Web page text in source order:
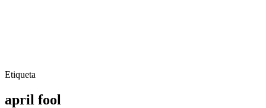
Etiqueta
april fool